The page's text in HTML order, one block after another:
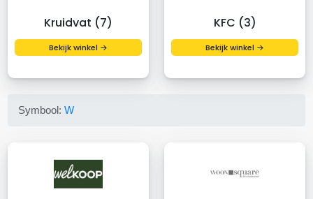
Kruidvat (7)
Bekijk winkel →
KFC (3)
Bekijk winkel →
Symbool:W